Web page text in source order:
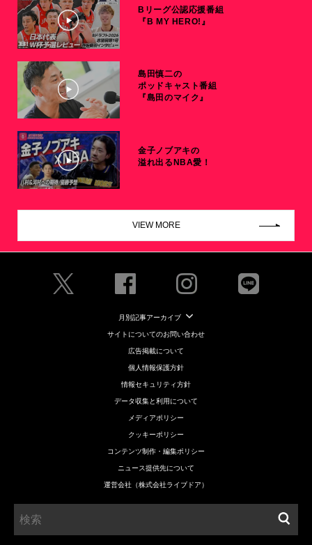
Bリーグ公認応援番組
『B MY HERO!』
島田慎二の
ポッドキャスト番組
『島田のマイク』
金子ノブアキの
溢れ出るNBA愛！
VIEW MORE
月別記事アーカイブ
サイトについてのお問い合わせ
広告掲載について
個人情報保護方針
情報セキュリティ方針
データ収集と利用について
メディアポリシー
クッキーポリシー
コンテンツ制作・編集ポリシー
ニュース提供先について
運営会社（株式会社ライブドア）